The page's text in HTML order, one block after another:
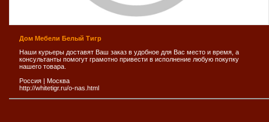
Дом Мебели Белый Тигр
Наши курьеры доставят Ваш заказ в удобное для Вас место и время, а
консультанты помогут грамотно привести в исполнение любую покупку
нашего товара.
Россия | Москва
http://whitetigr.ru/o-nas.html